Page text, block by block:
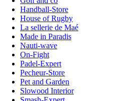
Handball-Store
House of Rugby
La sellerie de Maé
Made in Paradis
Nauti-wave
On-Fight
Padel-Expert
Pecheur-Store
Pet and Garden
Slowood Interior